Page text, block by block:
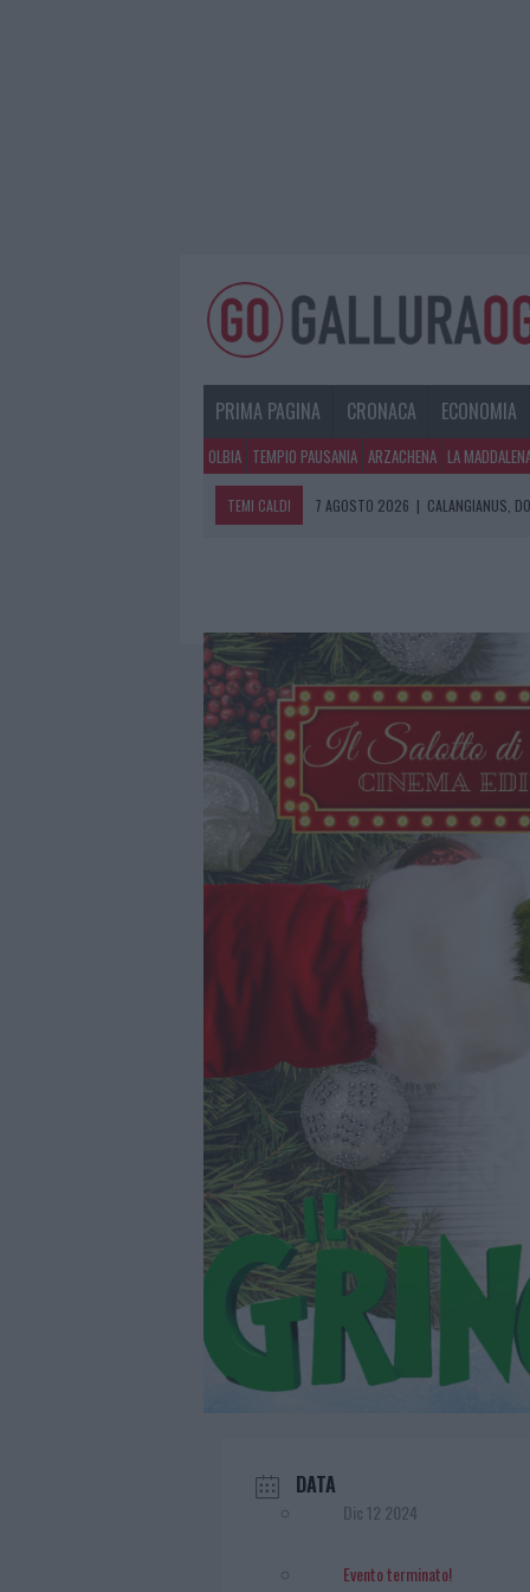
PRIMA PAGINA CRONACA ECONOMIA
OLBIA TEMPIO PAUSANIA ARZACHENA LA
TEMI CALDI 7 AGOSTO 2026 | CALANGIANUS,
7 AGOSTO 2026
MICHELLE HUNZIKER IN
DATA
Dic 12 2024
Evento terminato!